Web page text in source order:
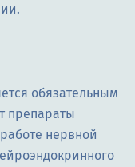
обязательным
препараты
нервной